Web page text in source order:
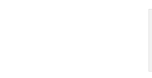
デジタルメディア・コンテンツ統
グローバルリサーチインスティテ
慶應義塾大学グローバルCOEプロ